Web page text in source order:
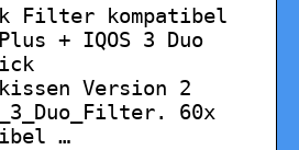
Filter kompatibel
+ IQOS 3 Duo
Version 2
60x
…